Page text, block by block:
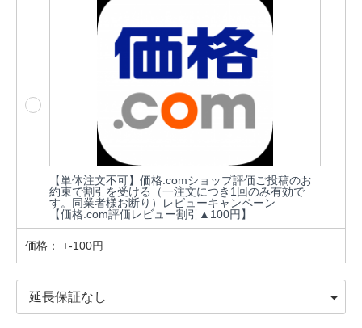
【単体注文不可】価格.comショップ評価ご投稿のお
約束で割引を受ける（一注文につき1回のみ有効で
す。同業者様お断り）レビューキャンペーン
【価格.com評価レビュー割引▲100円】
価格： +-100円